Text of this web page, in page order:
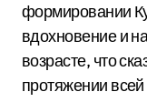
формировании
вдохновение и
возрасте, что
протяжении